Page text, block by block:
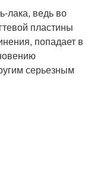
лака, ведь во
пластины
попадает в
серьезным